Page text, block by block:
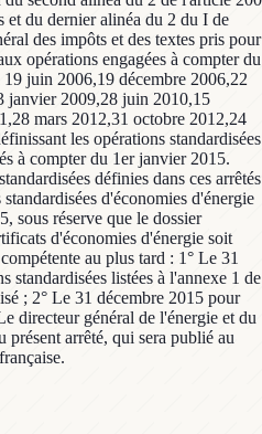
et du dernier alinéa du 2 du I de
des impôts et des textes pris pour
opérations engagées à compter du
juin 2006,19 décembre 2006,22
janvier 2009,28 juin 2010,15
mars 2012,31 octobre 2012,24
les opérations standardisées
à compter du 1er janvier 2015.
définies dans ces arrêtés
d'économies d'énergie
sous réserve que le dossier
d'économies d'énergie soit
au plus tard : 1° Le 31
standardisées listées à l'annexe 1 de
; 2° Le 31 décembre 2015 pour
directeur général de l'énergie et du
arrêté, qui sera publié au